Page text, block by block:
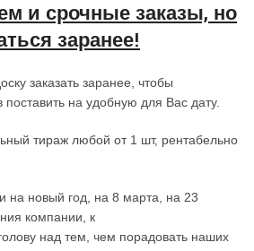
и срочные заказы, но
заранее!
заказать заранее, чтобы
поставить на удобную для Вас дату.
тираж любой от 1 шт, рентабельно
на новый год, на 8 марта, на 23
компании, к
над тем, чем порадовать наших